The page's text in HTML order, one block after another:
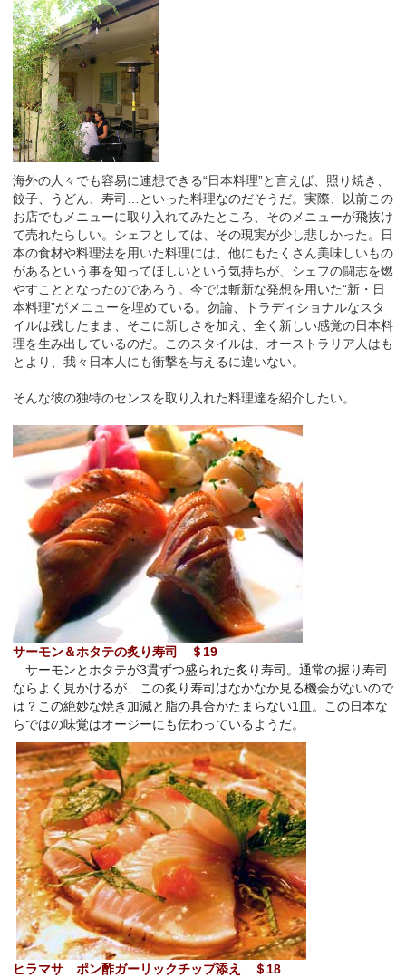
海外の人々でも容易に連想できる“日本料理”と言えば、照り焼き、
餃子、うどん、寿司…といった料理なのだそうだ。実際、以前この
お店でもメニューに取り入れてみたところ、そのメニューが飛抜け
て売れたらしい。シェフとしては、その現実が少し悲しかった。日
本の食材や料理法を用いた料理には、他にもたくさん美味しいもの
があるという事を知ってほしいという気持ちが、シェフの闘志を燃
やすこととなったのであろう。今では斬新な発想を用いた“新・日
本料理”がメニューを埋めている。勿論、トラディショナルなスタ
イルは残したまま、そこに新しさを加え、全く新しい感覚の日本料
理を生み出しているのだ。このスタイルは、オーストラリア人はも
とより、我々日本人にも衝撃を与えるに違いない。
そんな彼の独特のセンスを取り入れた料理達を紹介したい。
サーモン＆ホタテの炙り寿司 ＄ 19
サーモンとホタテが3貫ずつ盛られた炙り寿司。通常の握り寿司
ならよく見かけるが、この炙り寿司はなかなか見る機会がないので
は？この絶妙な焼き加減と脂の具合がたまらない1 皿。この日本な
らではの味覚はオージーにも伝わっているようだ。
ヒラマサ ポン酢ガーリックチップ添え ＄ 18